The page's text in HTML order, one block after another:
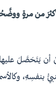
من مرةٍ
يَتَحَصَّلَ
بنفسِهِ،